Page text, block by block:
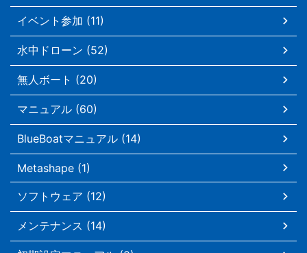
イベント参加 (11)
水中ドローン (52)
無人ボート (20)
マニュアル (60)
BlueBoatマニュアル (14)
Metashape (1)
ソフトウェア (12)
メンテナンス (14)